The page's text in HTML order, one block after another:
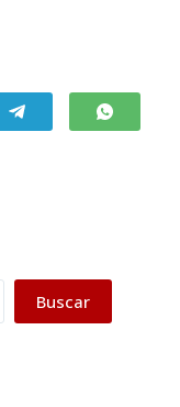
Buscar